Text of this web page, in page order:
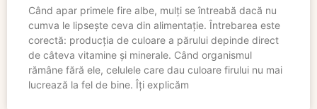
Când apar primele fire albe, mulți se întreabă dacă nu
cumva le lipsește ceva din alimentație. Întrebarea este
corectă: producția de culoare a părului depinde direct
de câteva vitamine și minerale. Când organismul
rămâne fără ele, celulele care dau culoare firului nu mai
lucrează la fel de bine. Îți explicăm